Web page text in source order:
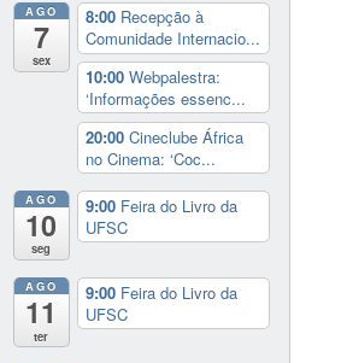
AGO
7
sex
8:00 Recepção à
Comunidade Internacio...
10:00 Webpalestra:
‘Informações essenc...
20:00 Cineclube África
no Cinema: ‘Coc...
AGO
10
seg
9:00 Feira do Livro da
UFSC
AGO
11
ter
9:00 Feira do Livro da
UFSC